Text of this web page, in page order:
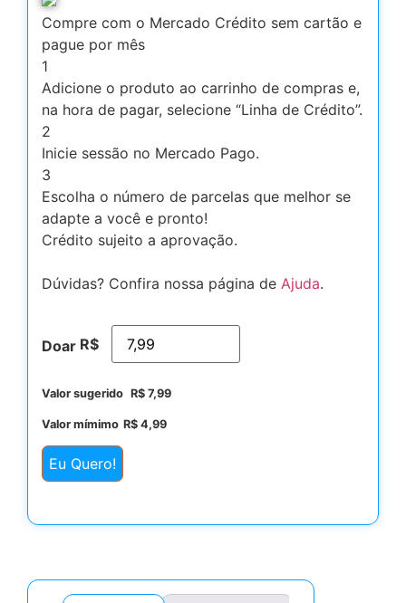
Compre com o Mercado Crédito sem cartão e
pague por mês
1
Adicione o produto ao carrinho de compras e,
na hora de pagar, selecione “Linha de Crédito”.
2
Inicie sessão no Mercado Pago.
3
Escolha o número de parcelas que melhor se
adapte a você e pronto!
Crédito sujeito a aprovação.
Dúvidas? Confira nossa página de Ajuda.
Doar R$
Valor sugerido R$ 7,99
Valor mímimo R$ 4,99
Eu Quero!